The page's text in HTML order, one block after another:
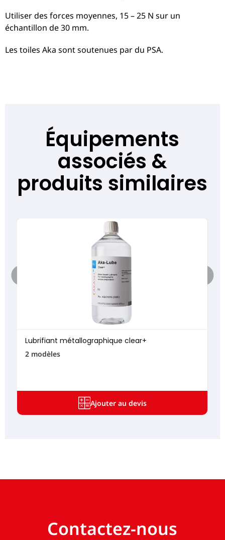
Utiliser des forces moyennes, 15 – 25 N sur un
échantillon de 30 mm.
Les toiles Aka sont soutenues par du PSA.
Équipements
associés &
produits similaires
Lubrifiant métallographique clear+
2 modèles
Ajouter au devis
Contactez-nous